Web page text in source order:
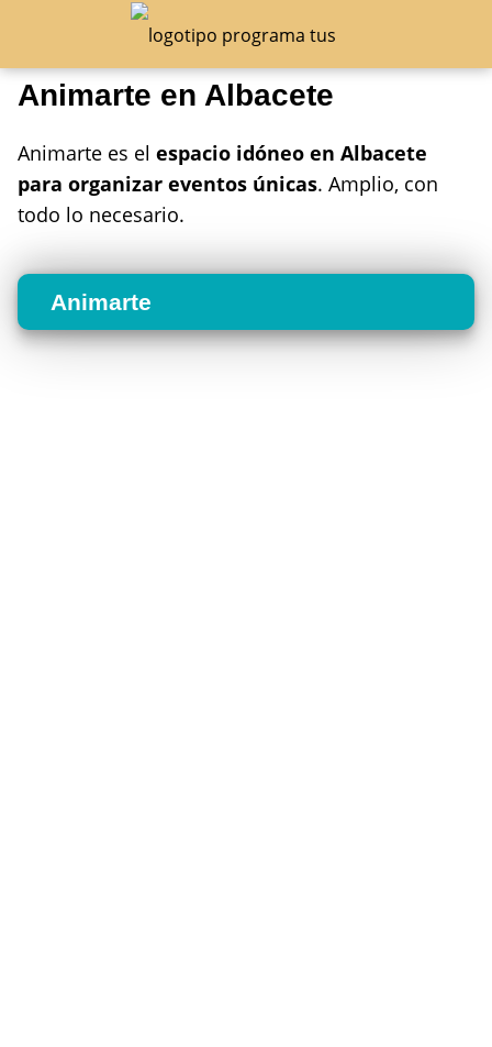
Animarte en Albacete
Animarte es el espacio idóneo en Albacete
para organizar eventos únicas. Amplio, con
todo lo necesario.
Animarte